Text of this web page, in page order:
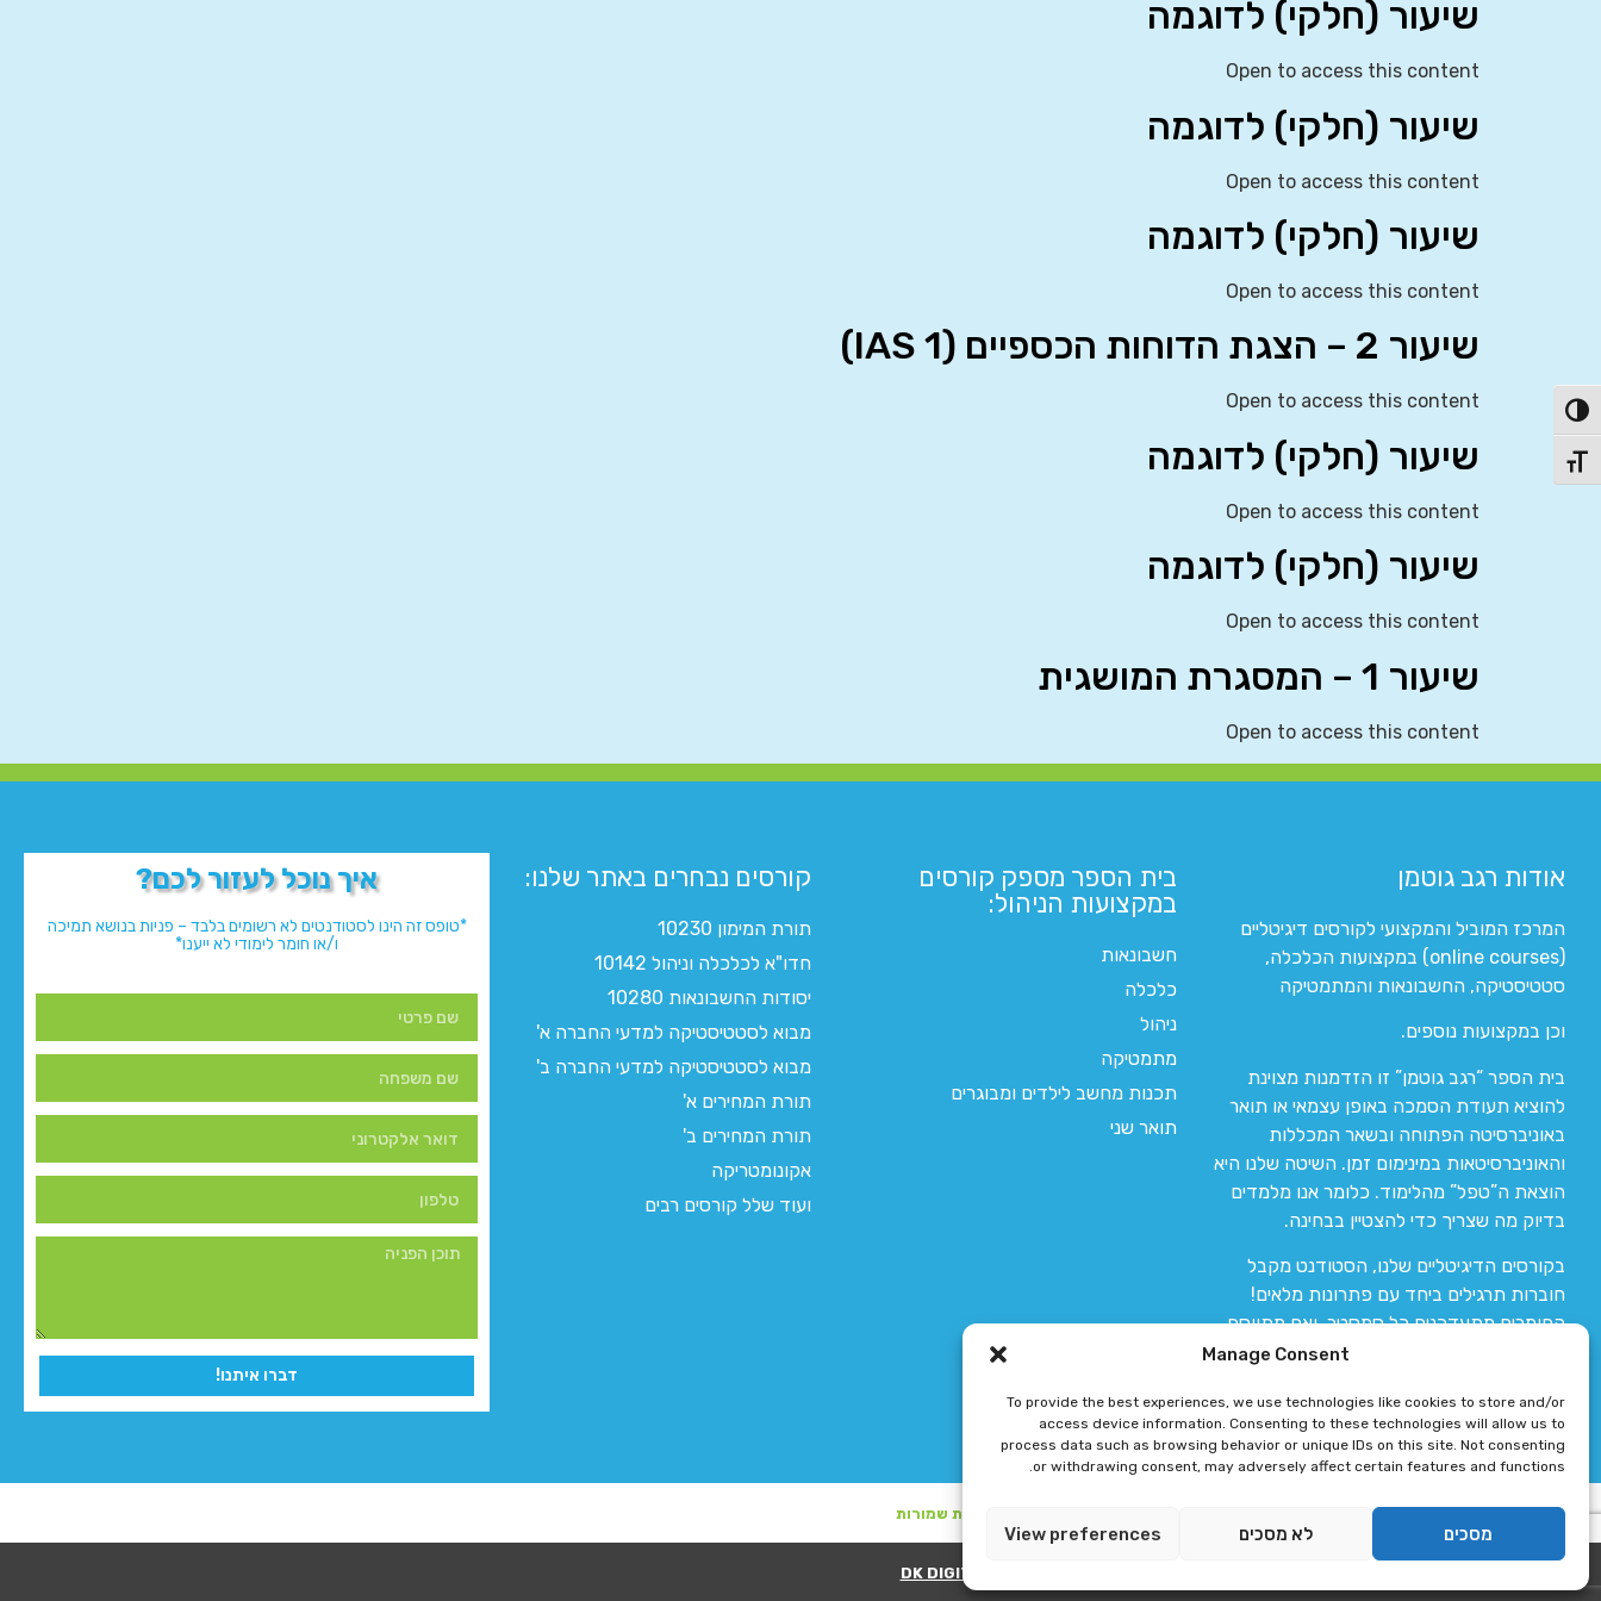
Manage Consent
To provide the best experiences, we use technologies like cookies to store and/or
access device information. Consenting to these technologies will allow us to
process data such as browsing behavior or unique IDs on this site. Not consenting
or withdrawing consent, may adversely affect certain features and functions.
מסכים לא מסכים View preferences
הפעל/כבה ניגודיות גבוהה
מתג גודל גופן
שיעור (חלקי) לדוגמה
Open to access this content
שיעור (חלקי) לדוגמה
Open to access this content
שיעור (חלקי) לדוגמה
Open to access this content
שיעור 2 – הצגת הדוחות הכספיים (IAS 1)
Open to access this content
שיעור (חלקי) לדוגמה
Open to access this content
שיעור (חלקי) לדוגמה
Open to access this content
שיעור 1 – המסגרת המושגית
Open to access this content
אודות רגב גוטמן
המרכז המוביל והמקצועי לקורסים דיגיטליים
(online courses) במקצועות הכלכלה,
סטטיסטיקה, החשבונאות והמתמטיקה
וכן במקצועות נוספים.
בית הספר “רגב גוטמן” זו הזדמנות מצוינת
להוציא תעודת הסמכה באופן עצמאי או תואר
באוניברסיטה הפתוחה ובשאר המכללות
והאוניברסיטאות במינימום זמן. השיטה שלנו היא
הוצאת ה”טפל” מהלימוד. כלומר אנו מלמדים
בדיוק מה שצריך כדי להצטיין בבחינה.
בקורסים הדיגיטליים שלנו, הסטודנט מקבל
חוברות תרגילים ביחד עם פתרונות מלאים!
החומרים מתעדכנים כל סמסטר, ואם מתווסף
חומר חדש אז הקורס מתעדכן יחד איתו.
בית הספר מספק קורסים
במקצועות הניהול:
חשבונאות
כלכלה
ניהול
מתמטיקה
תכנות מחשב לילדים ומבוגרים
תואר שני
קורסים נבחרים באתר שלנו:​
תורת המימון 10230
חדו"א לכלכלה וניהול 10142
יסודות החשבונאות 10280
מבוא לסטטיסטיקה למדעי החברה א'
מבוא לסטטיסטיקה למדעי החברה ב'
תורת המחירים א'
תורת המחירים ב'
אקונומטריקה
ועוד שלל קורסים רבים
איך נוכל לעזור לכם?
*טופס זה הינו לסטודנטים לא רשומים בלבד – פניות בנושא תמיכה
ו/או חומר לימודי לא ייענו*
דברו איתנו!